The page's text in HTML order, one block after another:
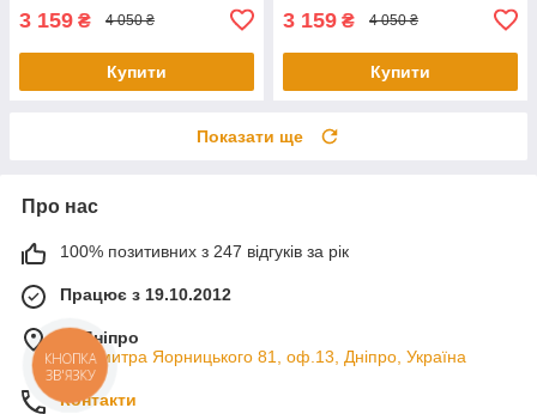
3 159 ₴ 4 050 ₴
Купити
3 159 ₴ 4 050 ₴
Купити
Показати ще
Про нас
100% позитивних з 247 відгуків за рік
Працює з 19.10.2012
м. Дніпро
пр. Дмитра Яорницького 81, оф.13, Дніпро, Україна
Контакти
КНОПКА
ЗВ'ЯЗКУ